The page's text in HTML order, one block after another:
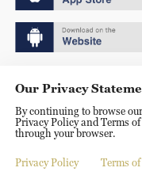
京ICP备20000184号
京公网安备
Disinformation report
Our Privacy
By continuing to browse
Privacy Policy and Terms
through your browser.
Privacy Policy Terms of